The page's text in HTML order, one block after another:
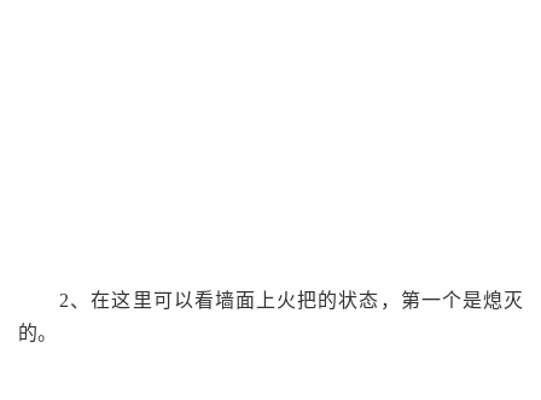
2、在这里可以看墙面上火把的状态，第一个是熄灭
的。